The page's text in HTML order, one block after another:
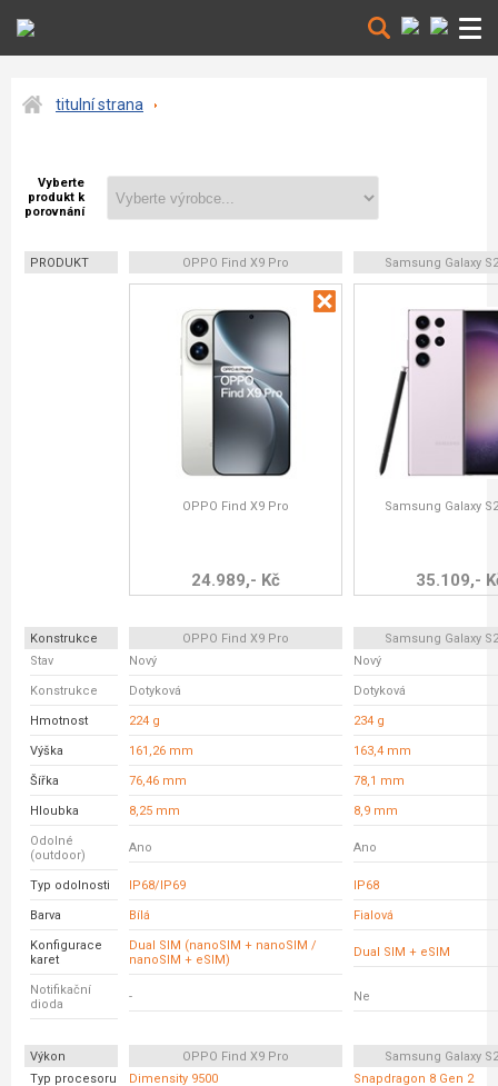
titulní strana
Vyberte
produkt k
porovnání
PRODUKT OPPO Find X9 Pro Samsung Galaxy
OPPO Find X9 Pro
24.989,- Kč
Samsung Galaxy
35.109,-
Konstrukce OPPO Find X9 Pro
Samsung Galaxy
Stav
Nový Nový
Konstrukce Dotyková Dotyková
Hmotnost 224 g 234 g
Výška 161,26 mm 163,4 mm
Šířka 76,46 mm 78,1 mm
Hloubka 8,25 mm 8,9 mm
Odolné
(outdoor)
Ano Ano
Typ odolnosti IP68/IP69 IP68
Barva Bílá Fialová
Konfigurace
karet
Dual SIM (nanoSIM + nanoSIM /
nanoSIM + eSIM)
Dual SIM + eSIM
Notifikační
dioda
- Ne
Výkon OPPO Find X9 Pro
Samsung Galaxy
Typ procesoru
Dimensity 9500 Snapdragon 8 Gen 2